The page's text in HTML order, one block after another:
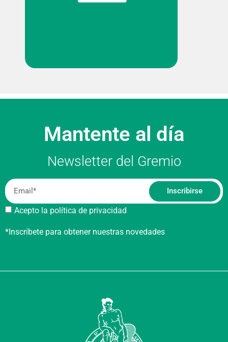
Mantente al día
Newsletter del Gremio
Acepto la política de privacidad
Inscribirse
*Inscríbete para obtener nuestras novedades